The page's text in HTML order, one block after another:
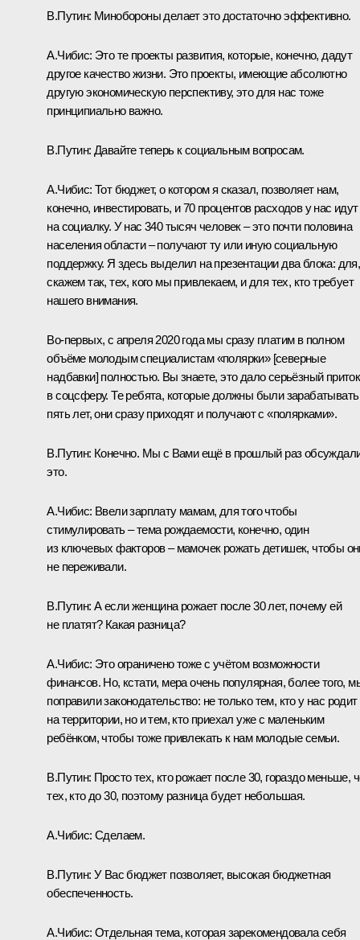
В.Путин: Минобороны делает это достаточно эффективно.
А.Чибис: Это те проекты развития, которые, конечно, дадут
другое качество жизни. Это проекты, имеющие абсолютно
другую экономическую перспективу, это для нас тоже
принципиально важно.
В.Путин: Давайте теперь к социальным вопросам.
А.Чибис: Тот бюджет, о котором я сказал, позволяет нам,
конечно, инвестировать, и 70 процентов расходов у нас идут
на социалку. У нас 340 тысяч человек – это почти половина
населения области – получают ту или иную социальную
поддержку. Я здесь выделил на презентации два блока: для,
скажем так, тех, кого мы привлекаем, и для тех, кто требует
нашего внимания.
Во-первых, с апреля 2020 года мы сразу платим в полном
объёме молодым специалистам «полярки» [северные
надбавки] полностью. Вы знаете, это дало серьёзный приток
в соцсферу. Те ребята, которые должны были зарабатывать
пять лет, они сразу приходят и получают с «полярками».
В.Путин: Конечно. Мы с Вами ещё в прошлый раз
это.
А.Чибис: Ввели зарплату мамам, для того чтобы
стимулировать – тема рождаемости, конечно, один
из ключевых факторов – мамочек рожать детишек, чтобы
не переживали.
В.Путин: А если женщина рожает после 30 лет, почему ей
не платят? Какая разница?
А.Чибис: Это ограничено тоже с учётом возможности
финансов. Но, кстати, мера очень популярная, более того,
поправили законодательство: не только тем, кто у нас родит
на территории, но и тем, кто приехал уже с маленьким
ребёнком, чтобы тоже привлекать к нам молодые семьи.
В.Путин: Просто тех, кто рожает после 30, гораздо меньше,
тех, кто до 30, поэтому разница будет небольшая.
А.Чибис: Сделаем.
В.Путин: У Вас бюджет позволяет, высокая бюджетная
обеспеченность.
А.Чибис: Отдельная тема, которая зарекомендовала себя